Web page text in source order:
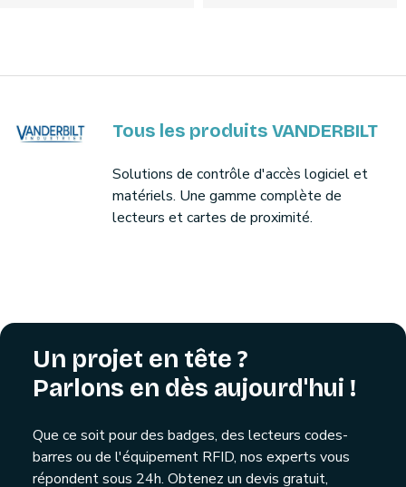
Tous les produits VANDERBILT
Solutions de contrôle d'accès logiciel et
matériels. Une gamme complète de
lecteurs et cartes de proximité.
Un projet en tête ?
Parlons en dès aujourd'hui !
Que ce soit pour des badges, des lecteurs codes-
barres ou de l'équipement RFID, nos experts vous
répondent sous 24h. Obtenez un devis gratuit,